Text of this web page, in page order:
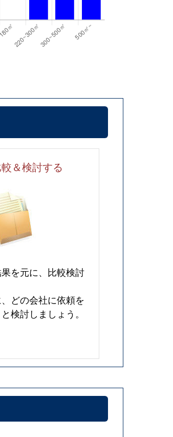
＆検討する
を元に、比較検討
どの会社に依頼を
検討しましょう。